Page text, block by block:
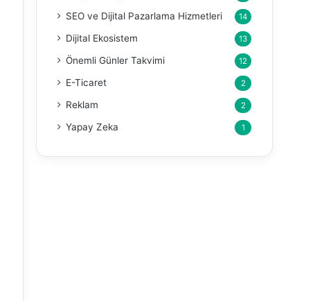
SEO ve Dijital Pazarlama Hizmetleri 14
Dijital Ekosistem 13
Önemli Günler Takvimi 12
E-Ticaret 2
Reklam 2
Yapay Zeka 1